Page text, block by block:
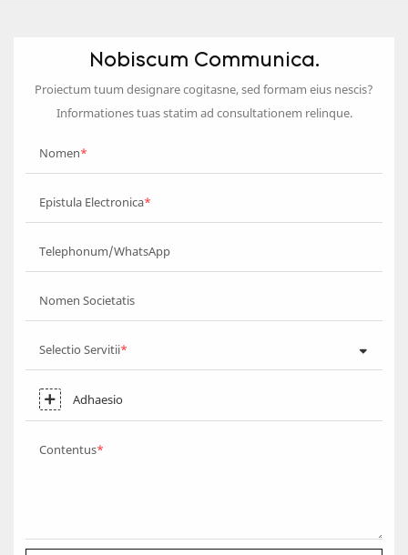
Nobiscum Communica.
Proiectum tuum designare cogitasne, sed formam eius nescis?
Informationes tuas statim ad consultationem relinque.
Nomen
Epistula Electronica
Telephonum/WhatsApp
Nomen Societatis
Selectio Servitii
Adhaesio
Contentus